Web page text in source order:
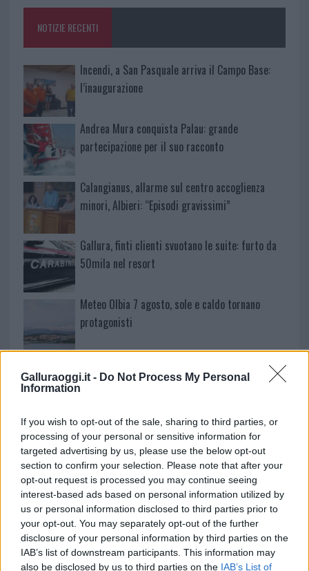
Galluraoggi.it - Do Not Process My Personal
Information
If you wish to opt-out of the sale, sharing to third parties, or
processing of your personal or sensitive information for
targeted advertising by us, please use the below opt-out
section to confirm your selection. Please note that after your
opt-out request is processed you may continue seeing
interest-based ads based on personal information utilized by
us or personal information disclosed to third parties prior to
your opt-out. You may separately opt-out of the further
disclosure of your personal information by third parties on the
IAB’s list of downstream participants. This information may
also be disclosed by us to third parties on the IAB’s List of
o
k
p
NOTIZIE RECENTI
Incendi, a San Pasquale arriva il Campo Base:
l’inaugurazione
Andrea Mura conquista Palau: grande
partecipazione per il suo racconto
Calangianus, allarme sul centro accoglienza
minori, Albieri: “Episodi gravissimi”
Gallura, finti clienti svuotano le suite: furto da
50mila nel resort
Meteo Olbia 7 agosto, sole e caldo tornano
protagonisti
Test tunnel Olbia: rampe chiuse ancora fino a
fine agosto
Aggius conquista la classifica delle mete più
amate dell’estate 2026